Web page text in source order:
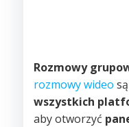
Rozmowy
rozmowy wideo
wszystkich
aby otworzyć